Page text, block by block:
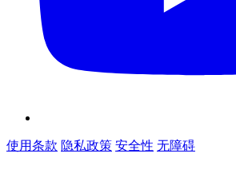
使用条款 隐私政策 安全性 无障碍